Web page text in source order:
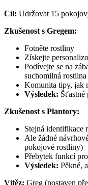
Cíl: Udržovat 15
Zkušenost s Gregem:
Fotněte rostliny
Získejte
Podívejte se na
suchomilná
Komunita tipy, jak
Výsledek: Šťastné
Zkušenost s Plantory:
Stejná identifikace
Ale žádné
pokojové rostliny)
Přebytek funkcí
Výsledek: Pěkné,
Vítěz: Greg (postaven